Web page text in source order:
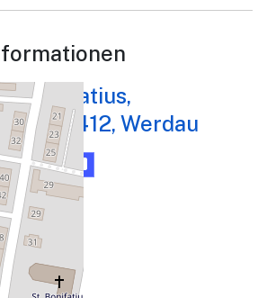
Bonifatius,
36, 08412, Werdau